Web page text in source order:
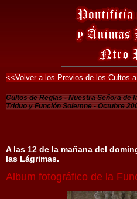
<<Volver a los Previos de los Cultos
Cultos de Reglas - Nuestra Señora de
Triduo y Función Solemne - Octubre
A las 12 de la mañana del
las Lágrimas.
Album fotográfico de la